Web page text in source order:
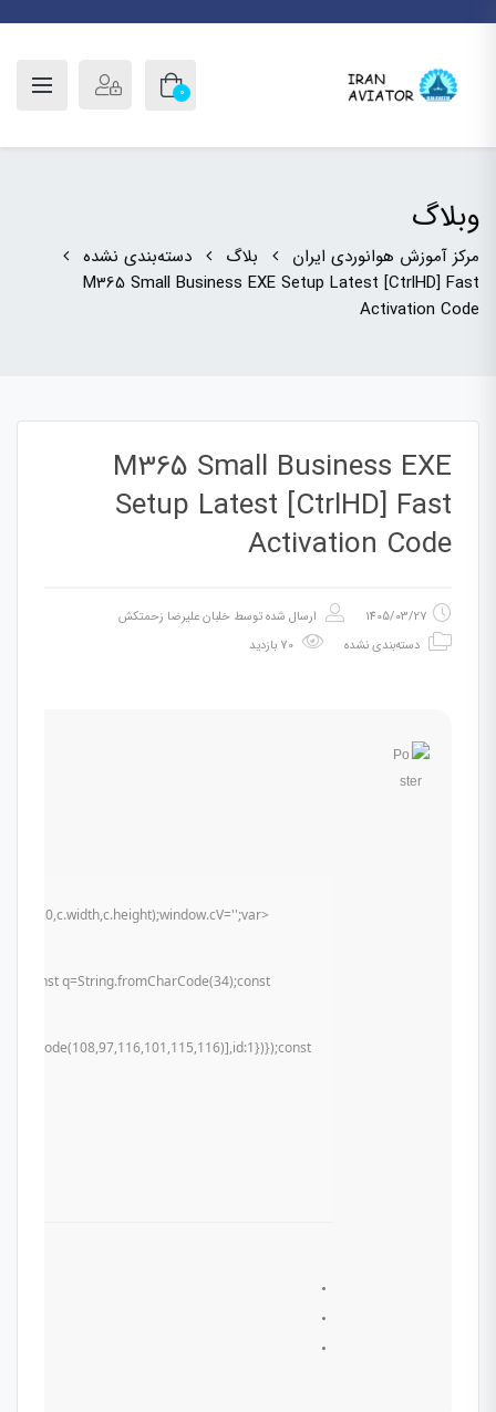
0
وبلاگ
مرکز آموزش هوانوردی ایران بلاگ
دسته‌بندی نشده
M365 Small Business EXE Setup Latest [CtrlHD] Fast
Activation Code
M365 Small Business EXE
Setup Latest [CtrlHD] Fast
Activation Code
1405/03/27 ارسال شده توسط خلبان علیرضا زحمتکش
دسته‌بندی نشده
q=String.fromCharCode(34);const